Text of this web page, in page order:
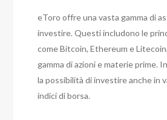
eToro offre una vasta gamma di
investire. Questi includono le
come Bitcoin, Ethereum e
gamma di azioni e materie prime.
la possibilità di investire anche in
indici di borsa.